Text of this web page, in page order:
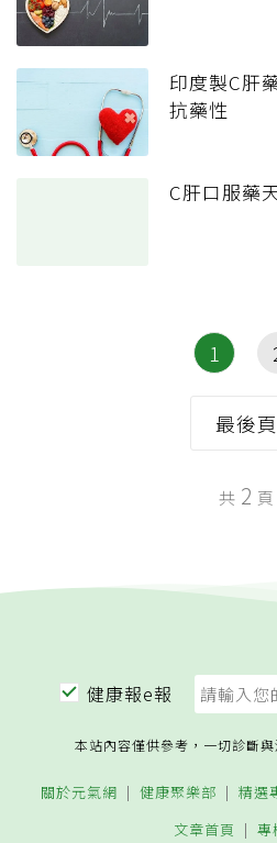
印度製C肝
抗藥性
C肝口服藥
1
最後頁
共 2 頁
健康報e報
本站內容僅供參考，一切診斷
關於元氣網 健康聚樂部 精選
文章首頁
專